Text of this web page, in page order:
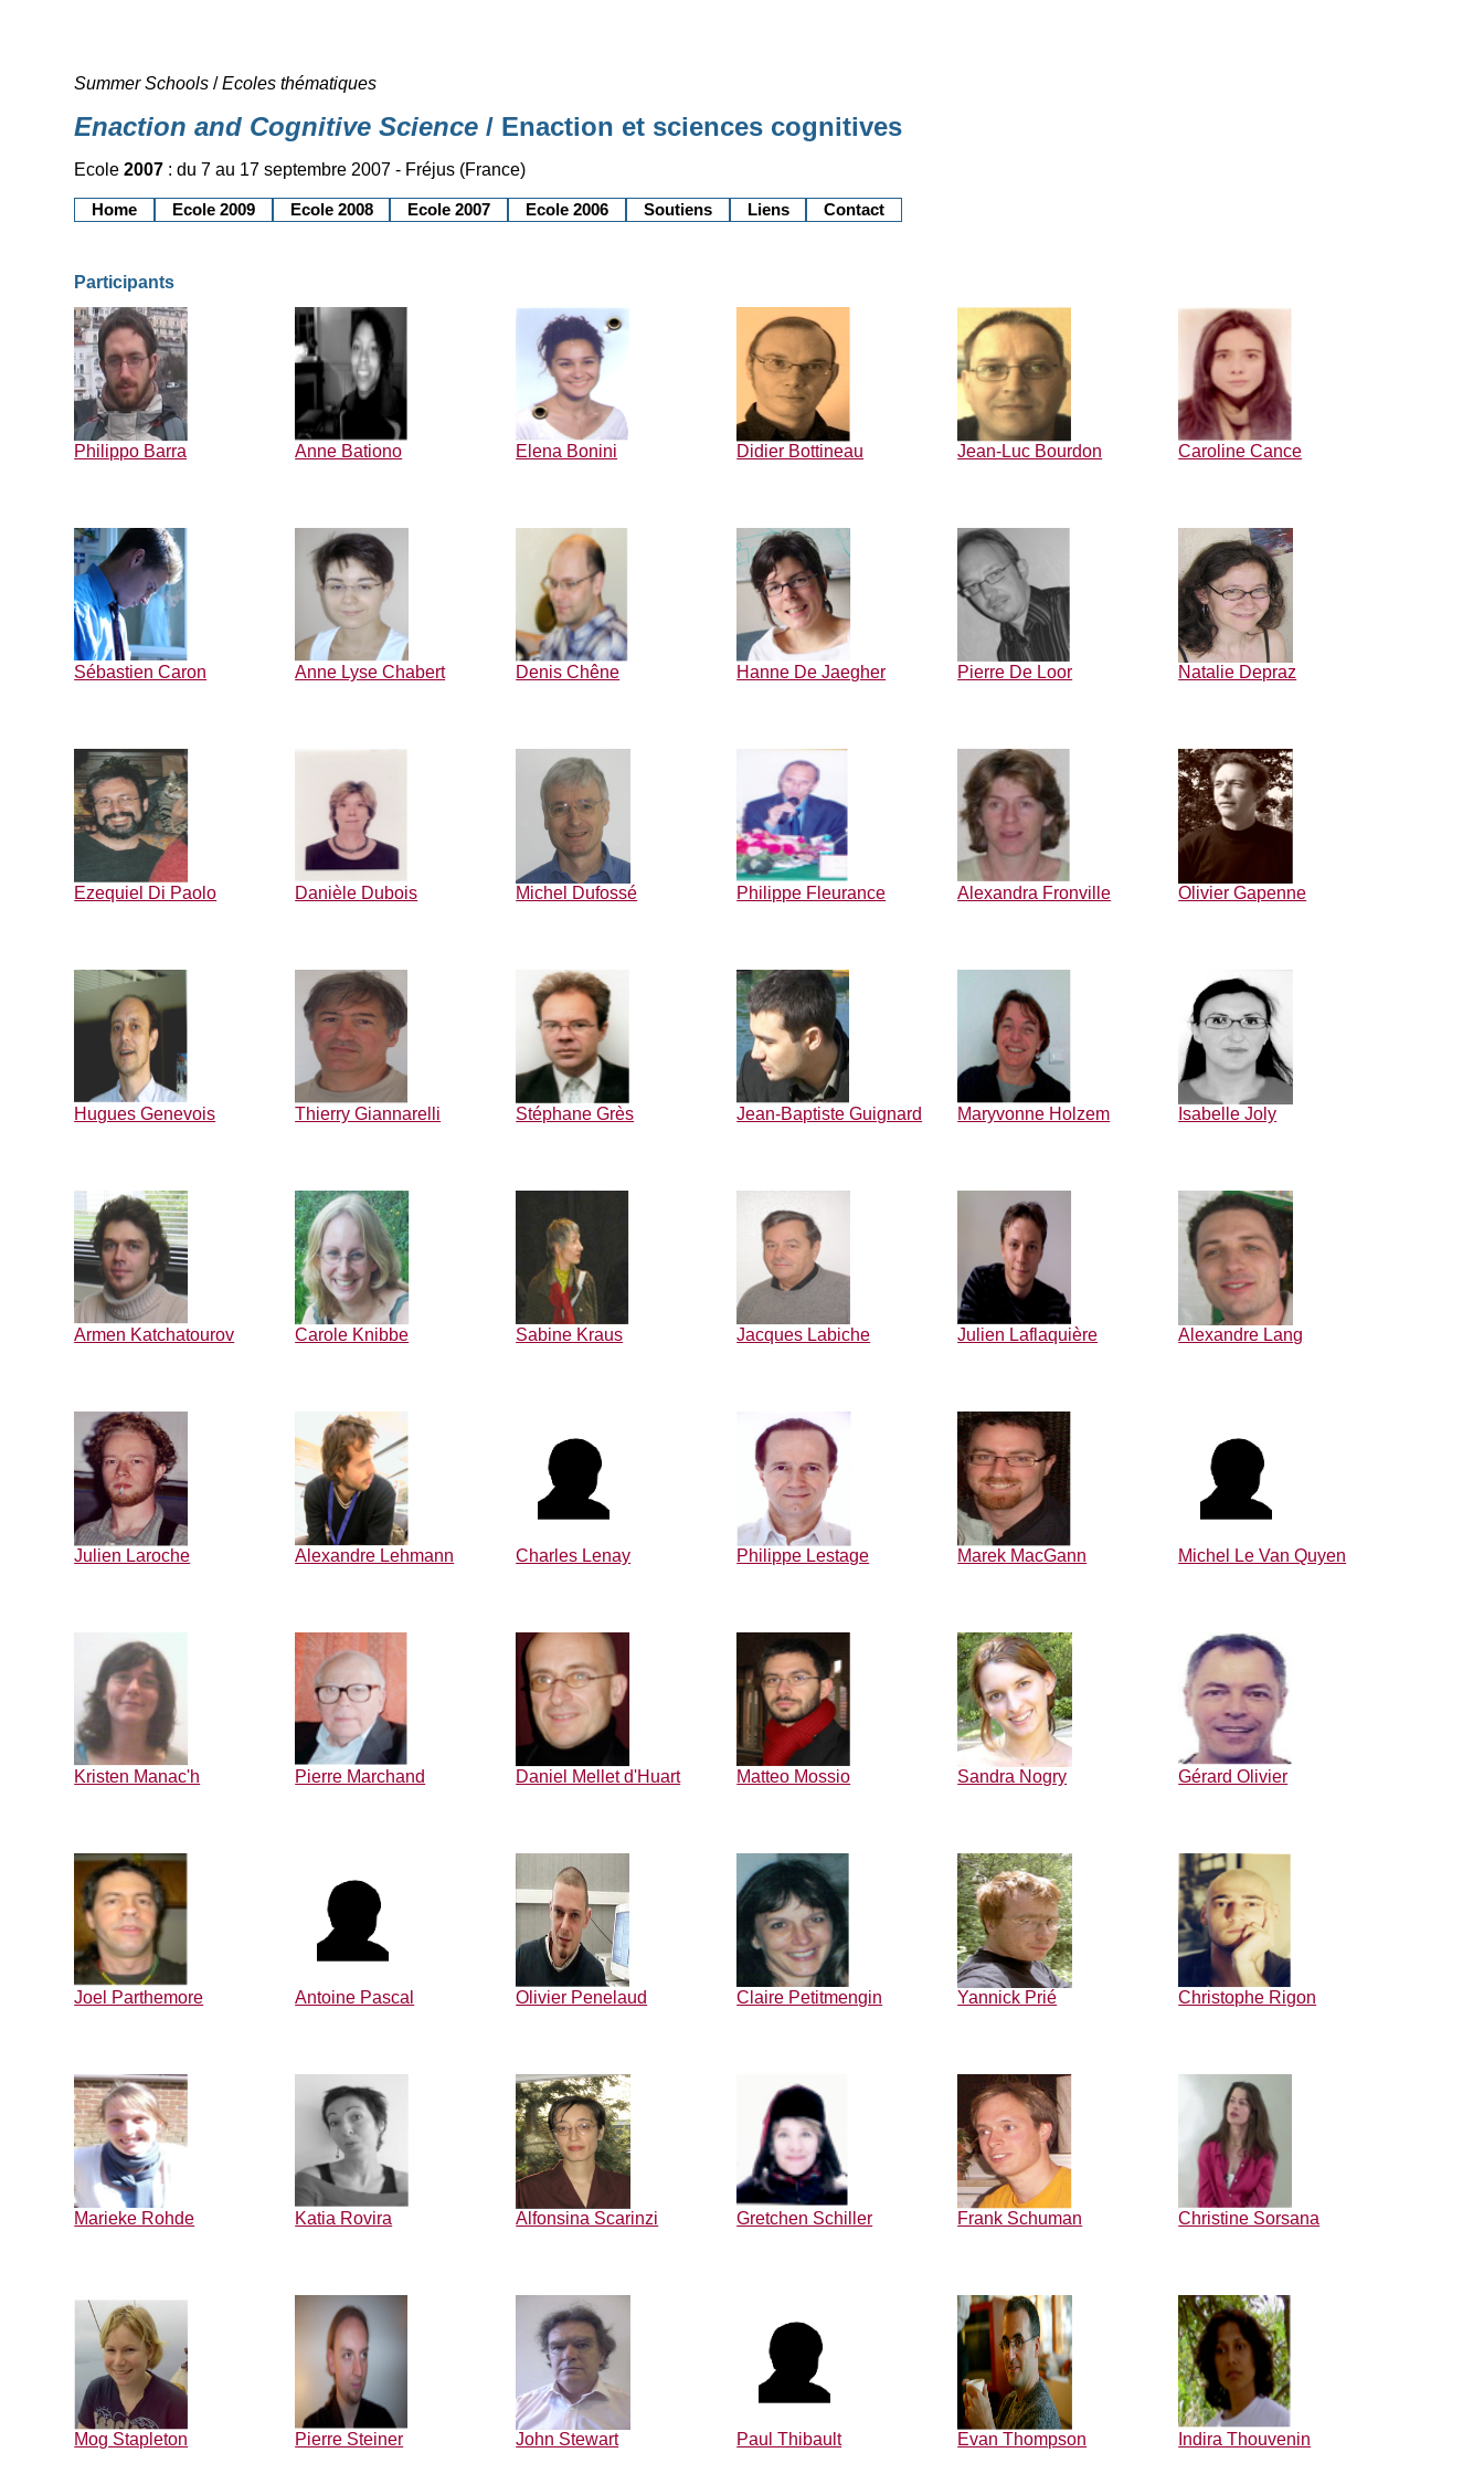
Summer Schools /Ecoles thématiques
Enaction and Cognitive Science / Enaction et sciences cognitives
Ecole2007 : du 7 au 17 septembre 2007 - Fréjus (France)
Home Ecole 2009 Ecole 2008 Ecole 2007 Ecole 2006 Soutiens Liens Contact
Participants
Philippo Barra Anne Bationo Elena Bonini Didier Bottineau Jean-Luc Bourdon Caroline Cance
Sébastien Caron Anne Lyse Chabert Denis Chêne Hanne De Jaegher Pierre De Loor Natalie Depraz
Ezequiel Di Paolo Danièle Dubois Michel Dufossé Philippe Fleurance Alexandra Fronville Olivier Gapenne
Hugues Genevois Thierry Giannarelli Stéphane Grès Jean-Baptiste Guignard Maryvonne Holzem Isabelle Joly
Armen Katchatourov Carole Knibbe Sabine Kraus Jacques Labiche Julien Laflaquière Alexandre Lang
Julien Laroche Alexandre Lehmann Charles Lenay Philippe Lestage Marek MacGann Michel Le Van Quyen
Kristen Manac'h Pierre Marchand Daniel Mellet d'Huart Matteo Mossio Sandra Nogry Gérard Olivier
Joel Parthemore Antoine Pascal Olivier Penelaud Claire Petitmengin Yannick Prié Christophe Rigon
Marieke Rohde Katia Rovira Alfonsina Scarinzi Gretchen Schiller Frank Schuman Christine Sorsana
Mog Stapleton Pierre Steiner John Stewart Paul Thibault Evan Thompson Indira Thouvenin